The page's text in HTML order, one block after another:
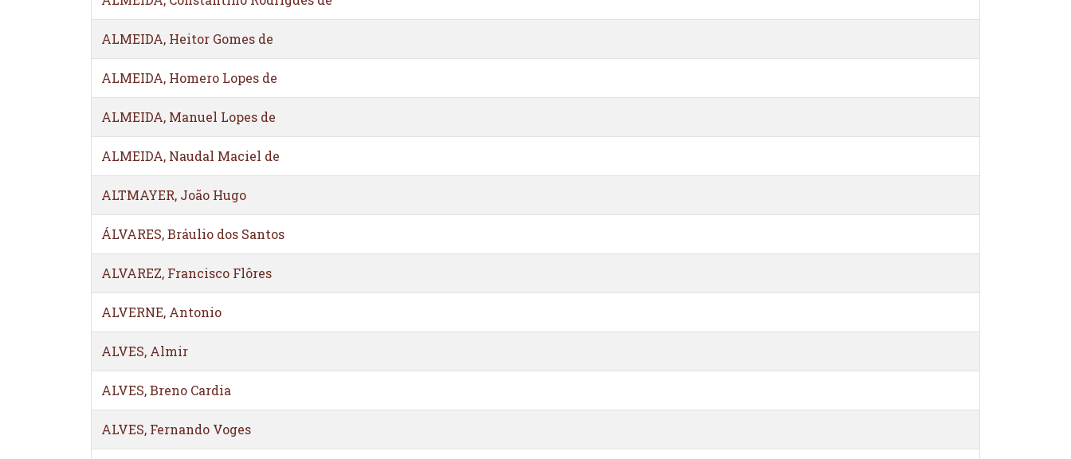
ALMEIDA, Heitor Gomes de
ALMEIDA, Homero Lopes de
ALMEIDA, Manuel Lopes de
ALMEIDA, Naudal Maciel de
ALTMAYER, João Hugo
ÁLVARES, Bráulio dos Santos
ALVAREZ, Francisco Flôres
ALVERNE, Antonio
ALVES, Almir
ALVES, Breno Cardia
ALVES, Fernando Voges